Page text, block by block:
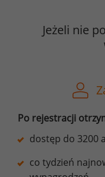
Jeżeli nie
Po rejestracji
dostęp do 3200
co tydzień